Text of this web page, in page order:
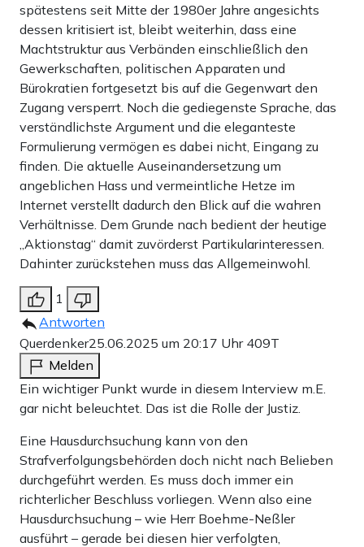
spätestens seit Mitte der 1980er Jahre angesichts
dessen kritisiert ist, bleibt weiterhin, dass eine
Machtstruktur aus Verbänden einschließlich den
Gewerkschaften, politischen Apparaten und
Bürokratien fortgesetzt bis auf die Gegenwart den
Zugang versperrt. Noch die gediegenste Sprache, das
verständlichste Argument und die eleganteste
Formulierung vermögen es dabei nicht, Eingang zu
finden. Die aktuelle Auseinandersetzung um
angeblichen Hass und vermeintliche Hetze im
Internet verstellt dadurch den Blick auf die wahren
Verhältnisse. Dem Grunde nach bedient der heutige
„Aktionstag“ damit zuvörderst Partikularinteressen.
Dahinter zurückstehen muss das Allgemeinwohl.
1
Antworten
Querdenker25.06.2025 um 20:17 Uhr 409T
Melden
Ein wichtiger Punkt wurde in diesem Interview m.E.
gar nicht beleuchtet. Das ist die Rolle der Justiz.
Eine Hausdurchsuchung kann von den
Strafverfolgungsbehörden doch nicht nach Belieben
durchgeführt werden. Es muss doch immer ein
richterlicher Beschluss vorliegen. Wenn also eine
Hausdurchsuchung – wie Herr Boehme-Neßler
ausführt – gerade bei diesen hier verfolgten,